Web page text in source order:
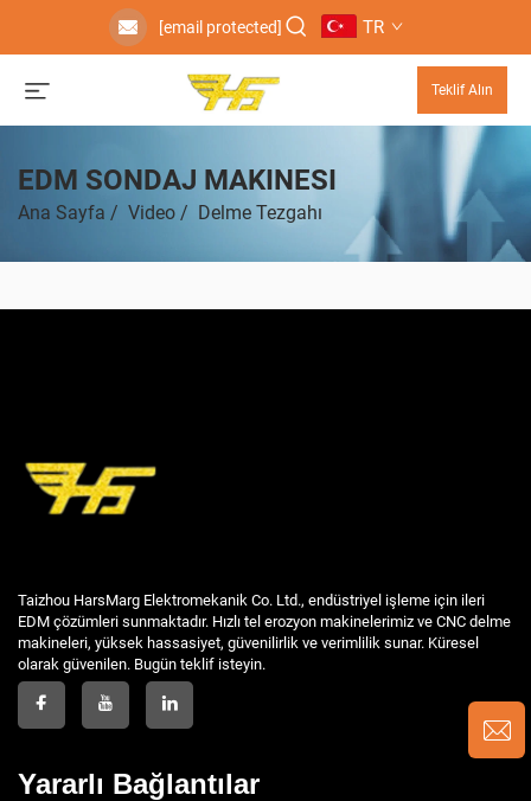
[email protected] TR
Teklif Alın
EDM SONDAJ MAKINESI
Ana Sayfa / Video / Delme Tezgahı
Taizhou HarsMarg Elektromekanik Co. Ltd., endüstriyel işleme için ileri
EDM çözümleri sunmaktadır. Hızlı tel erozyon makinelerimiz ve CNC delme
makineleri, yüksek hassasiyet, güvenilirlik ve verimlilik sunar. Küresel
olarak güvenilen. Bugün teklif isteyin.
Yararlı Bağlantılar